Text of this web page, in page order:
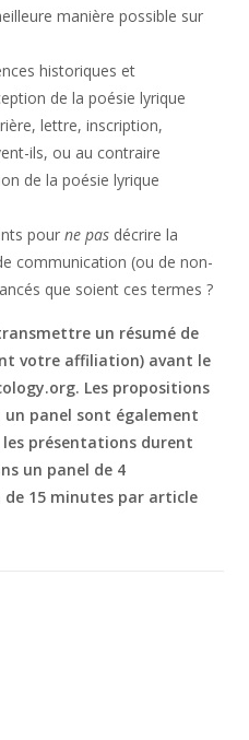
manière possible sur
historiques et
de la poésie lyrique
lettre, inscription,
ils, ou au contraire
de la poésie lyrique
pourne pas décrire la
communication (ou de non-
que soient ces termes ?
un résumé de
votre affiliation) avant le
Les propositions
panel sont également
les présentations durent
un panel de 4
15 minutes par article